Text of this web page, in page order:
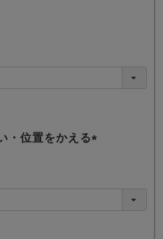
・位置をかえる
須
)